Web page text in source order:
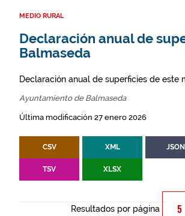
MEDIO RURAL
Declaración anual de
Balmaseda
Declaración anual de superficies de este
Ayuntamiento de Balmaseda
Última modificación 27 enero 2026
CSV XML JSON
TSV XLSX
Resultados por página